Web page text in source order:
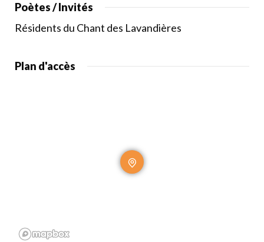
Poètes / Invités
Résidents du Chant des Lavandières
Plan d'accès